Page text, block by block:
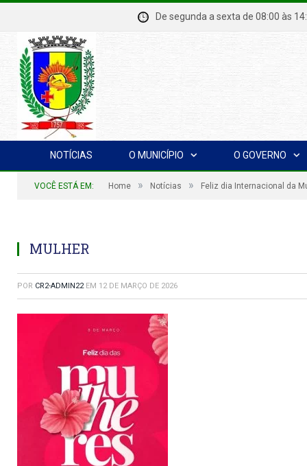
De segunda a sexta de 08:00
NOTÍCIAS O MUNICÍPIO O GOVERNO
VOCÊ ESTÁ EM: Home » Notícias » Feliz dia Internacional da
MULHER
POR CR2-ADMIN22 EM 12 DE MARÇO DE 2026